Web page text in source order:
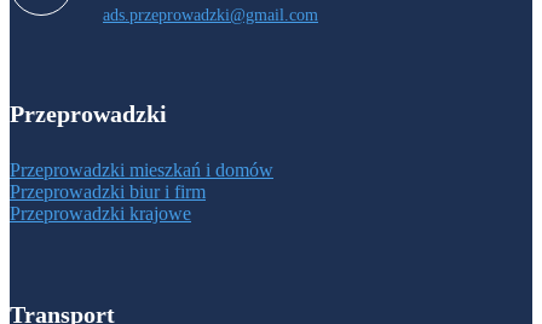
ads.przeprowadzki@gmail.com
Przeprowadzki
Przeprowadzki mieszkań i domów
Przeprowadzki biur i firm
Przeprowadzki krajowe
Transport